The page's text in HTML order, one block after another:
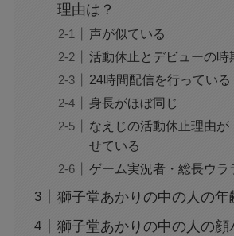
理由は？
声が似ている
活動休止とデビューの時
24時間配信を行っている
身長がほぼ同じ
なえじの活動休止理由が
せている
ゲーム実況者・総長ウラ
獅子堂あかりの中の人の年
獅子堂あかりの中の人の顔